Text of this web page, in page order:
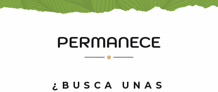
PERMANECE
¿BUSCA UNAS